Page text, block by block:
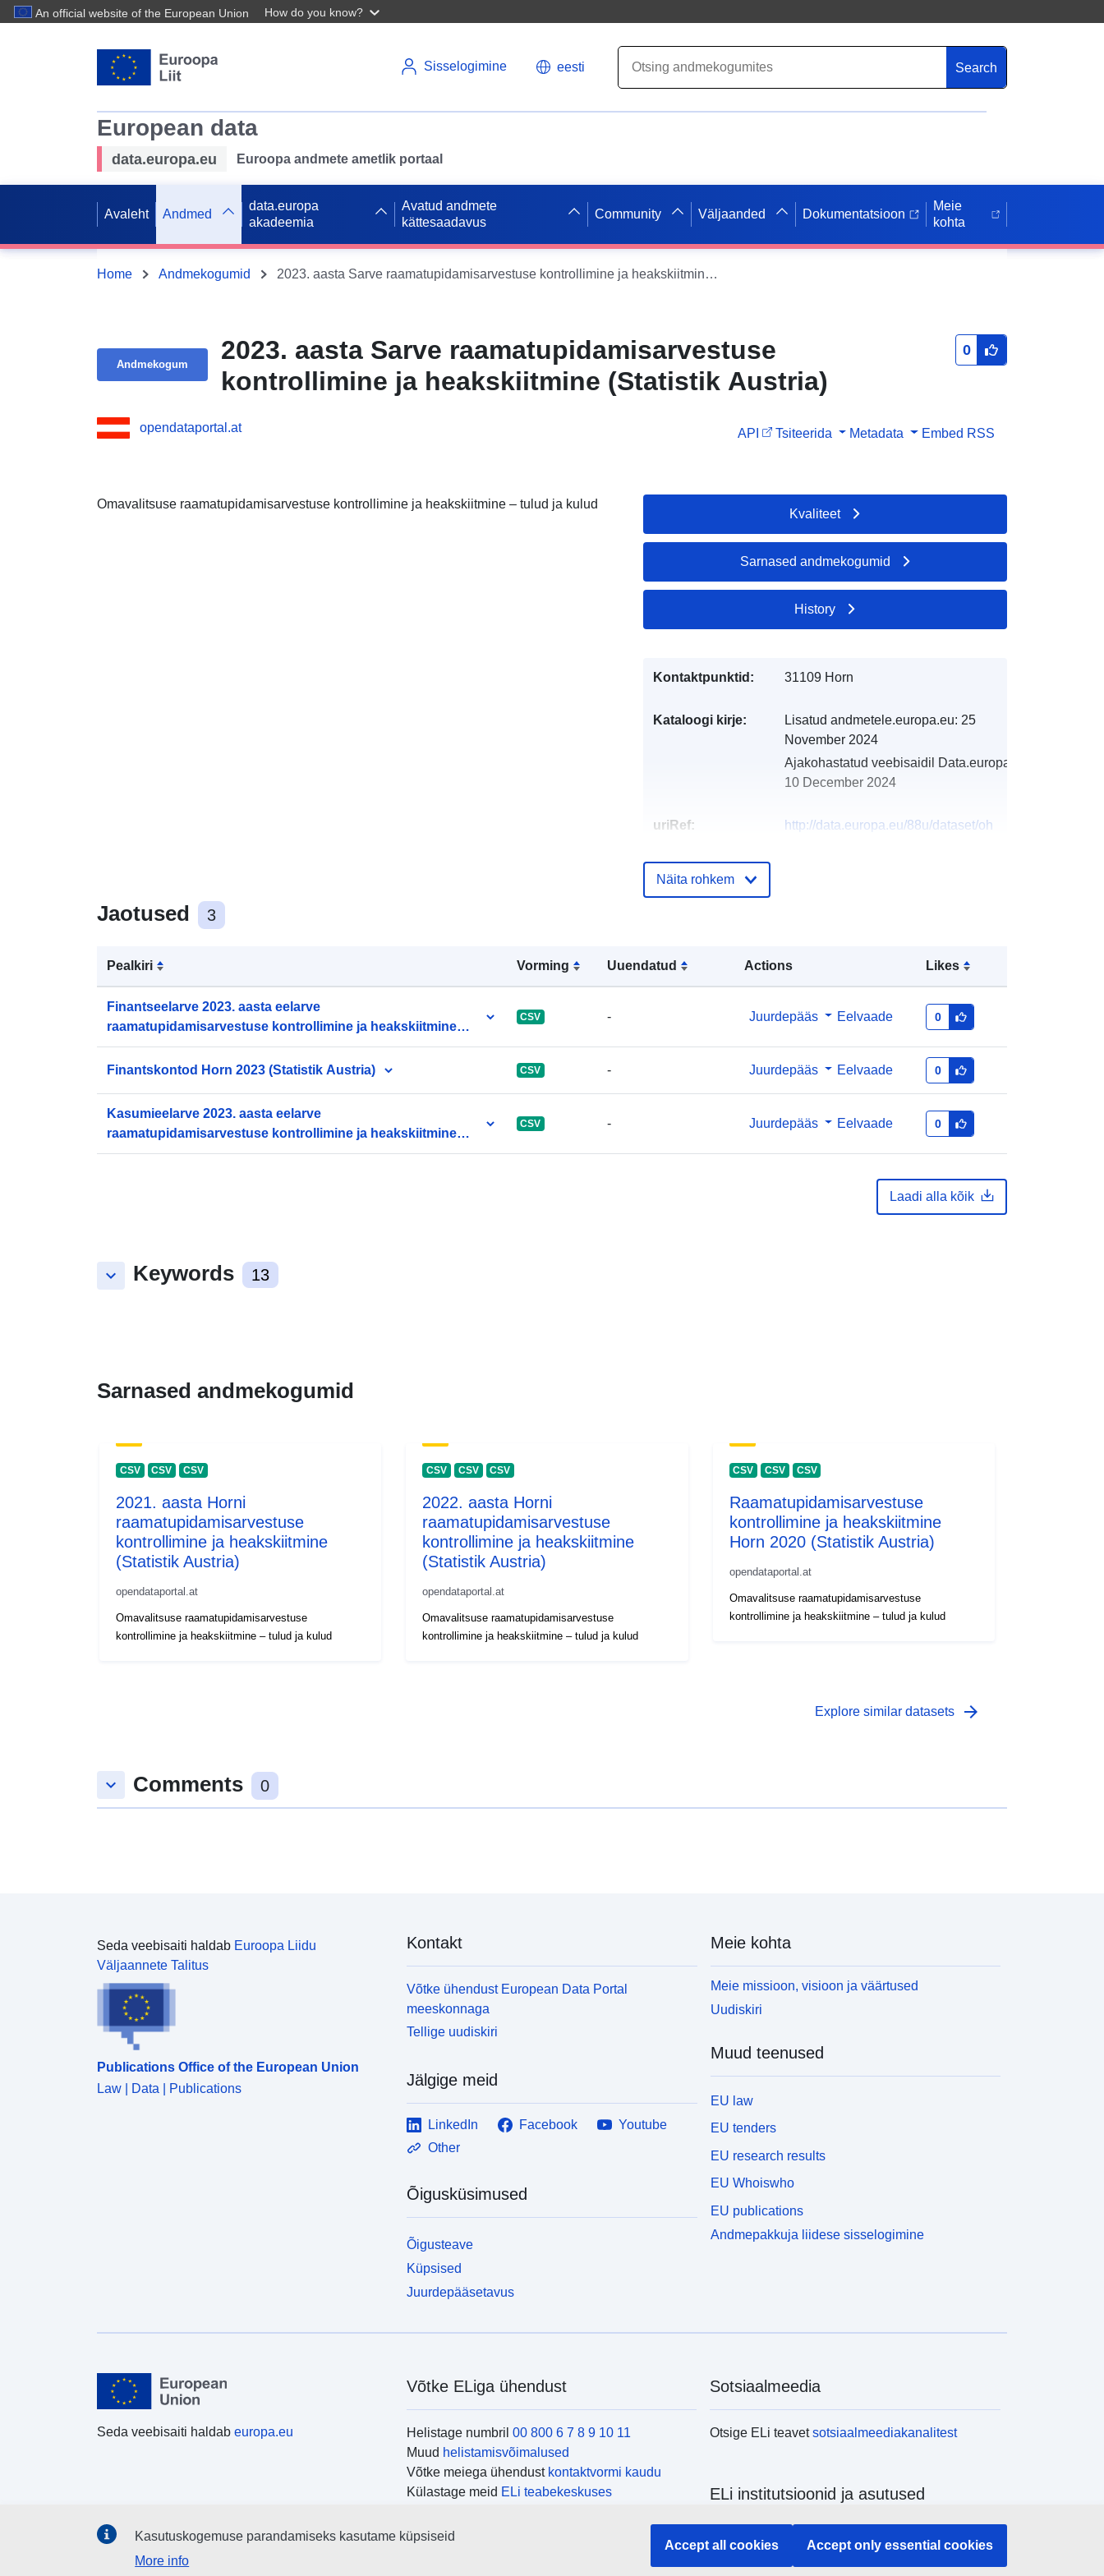
An official website of the European Union How do you know?
Sisselogimine eesti Search
European data
data.europa.eu Euroopa andmete ametlik portaal
Avaleht Andmed
data.europa
akadeemia
Avatud andmete
kättesaadavus
Community Väljaanded Dokumentatsioon
Meie
kohta
Home Andmekogumid 2023. aasta Sarve raamatupidamisarvestuse kontrollimine ja heakskiitmine (Statistik Austria)
Andmekogum
2023. aasta Sarve raamatupidamisarvestuse
kontrollimine ja heakskiitmine (Statistik Austria)
0
opendataportal.at API Tsiteerida Metadata Embed RSS
Omavalitsuse raamatupidamisarvestuse kontrollimine ja heakskiitmine – tulud ja kulud
Jaotused 3
Pealkiri Vorming Uuendatud Actions Likes
Finantseelarve 2023. aasta eelarve
raamatupidamisarvestuse kontrollimine ja heakskiitmine
(Statistik Austria)
CSV - Juurdepääs Eelvaade 0
Finantskontod Horn 2023 (Statistik Austria) CSV - Juurdepääs Eelvaade 0
Kasumieelarve 2023. aasta eelarve
raamatupidamisarvestuse kontrollimine ja heakskiitmine
(Statistik Austria)
CSV - Juurdepääs Eelvaade 0
Laadi alla kõik
keyboard_arrow_down Keywords 13
Kvaliteet
Sarnased andmekogumid
History
Kontaktpunktid: 31109 Horn
Kataloogi kirje: Lisatud andmetele.europa.eu: 25
November 2024
Ajakohastatud veebisaidil Data.europa.eu:
10 December 2024
uriRef:
http://data.europa.eu/88u/dataset/oh
Näita rohkem
Sarnased andmekogumid
CSV CSV CSV
2021. aasta Horni
raamatupidamisarvestuse
kontrollimine ja heakskiitmine
(Statistik Austria)
opendataportal.at
Omavalitsuse raamatupidamisarvestuse
kontrollimine ja heakskiitmine – tulud ja kulud
CSV CSV CSV
2022. aasta Horni
raamatupidamisarvestuse
kontrollimine ja heakskiitmine
(Statistik Austria)
opendataportal.at
Omavalitsuse raamatupidamisarvestuse
kontrollimine ja heakskiitmine – tulud ja kulud
CSV CSV CSV
Raamatupidamisarvestuse
kontrollimine ja heakskiitmine
Horn 2020 (Statistik Austria)
opendataportal.at
Omavalitsuse raamatupidamisarvestuse
kontrollimine ja heakskiitmine – tulud ja kulud
Explore similar datasets arrow_forward
keyboard_arrow_down Comments 0
Seda veebisaiti haldab Euroopa Liidu
Väljaannete Talitus
Publications Office of the European Union
Law | Data | Publications
Kontakt
Võtke ühendust European Data Portal
meeskonnaga
Tellige uudiskiri
Jälgige meid
LinkedIn Facebook
Youtube
Other
Õigusküsimused
Õigusteave
Küpsised
Juurdepääsetavus
Meie kohta
Meie missioon, visioon ja väärtused
Uudiskiri
Muud teenused
EU law
EU tenders
EU research results
EU Whoiswho
EU publications
Andmepakkuja liidese sisselogimine
Seda veebisaiti haldab europa.eu
Võtke ELiga ühendust
Helistage numbril 00 800 6 7 8 9 10 11
Muud helistamisvõimalused
Võtke meiega ühendust kontaktvormi kaudu
Külastage meid ELi teabekeskuses
Sotsiaalmeedia
Otsige ELi teavetsotsiaalmeediakanalitest
ELi institutsioonid ja asutused
Otsige kõiki ELi institutsioone ja ameteid
Kasutuskogemuse parandamiseks kasutame küpsiseid
More info
Accept all cookies Accept only essential cookies